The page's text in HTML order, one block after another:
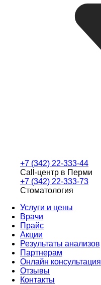
+7 (342) 22-333-44
Call-центр в Перми
+7 (342) 22-333-73
Стоматология
Услуги и цены
Врачи
Прайс
Акции
Результаты анализов
Партнерам
Онлайн консультация
Отзывы
Контакты